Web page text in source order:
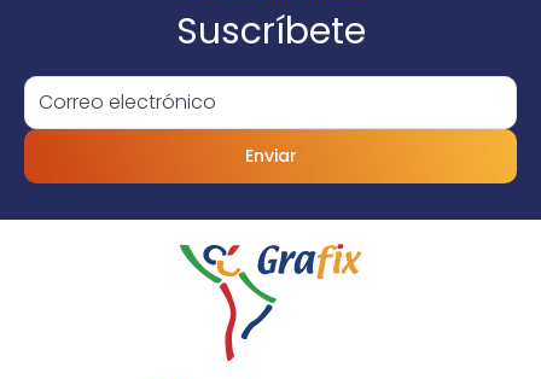
Suscríbete
Enviar